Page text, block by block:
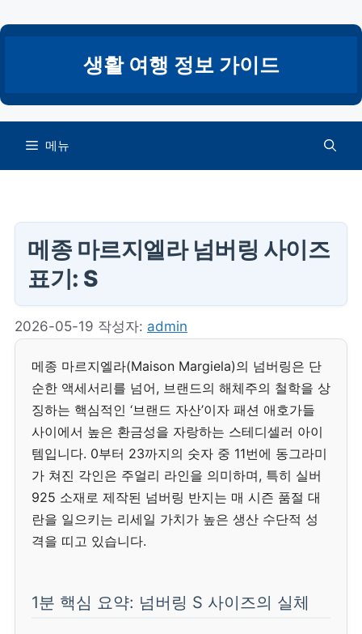
텐
건
너
생활 여행 정보 가이드
메뉴
메종 마르지엘라 넘버링 사이즈
표기: S
2026-05-19 작성자: admin
메종 마르지엘라(Maison Margiela)의 넘버링은 단
순한 액세서리를 넘어, 브랜드의 해체주의 철학을 상
징하는 핵심적인 ‘브랜드 자산’이자 패션 애호가들
사이에서 높은 환금성을 자랑하는 스테디셀러 아이
템입니다. 0부터 23까지의 숫자 중 11번에 동그라미
가 쳐진 각인은 주얼리 라인을 의미하며, 특히 실버
925 소재로 제작된 넘버링 반지는 매 시즌 품절 대
란을 일으키는 리세일 가치가 높은 생산 수단적 성
격을 띠고 있습니다.
1분 핵심 요약: 넘버링 S 사이즈의 실체